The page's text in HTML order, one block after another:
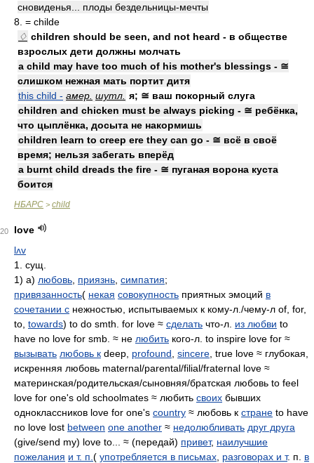
сновиденья... плоды бездельницы-мечты
8. = childe
♢ children should be seen, and not heard - в обществе
взрослых дети должны молчать
a child may have too much of his mother's blessings - ≅
слишком нежная мать портит дитя
this child - амер. шутл. я; ≅ ваш покорный слуга
children and chicken must be always picking - ≅ ребёнка,
что цыплёнка, досыта не накормишь
children learn to creep ere they can go - ≅ всё в своё
время; нельзя забегать вперёд
a burnt child dreads the fire - ≅ пуганая ворона куста
боится
НБАРС > child
20
love
lʌv
1. сущ.
1) а) любовь приязнь симпатия;
привязанность( некая совокупность приятных эмоций в
сочетании с нежностью, испытываемых к кому-л./чему-л of, for,
to, towards) to do smth. for love ≈ сделать что-л. из любви to
have no love for smb. ≈ не любить кого-л. to inspire love for ≈
вызывать любовь к deep, profound sincere , true love ≈ глубокая,
искренняя любовь maternal/parental/filial/fraternal love ≈
материнская/родительская/сыновняя/братская любовь to feel
love for one's old schoolmates ≈ любить своих бывших
одноклассников love for one's country ≈ любовь к стране to have
no love lost between one another ≈ недолюбливать друг друга
(give/send my) love to... ≈ (передай) привет, наилучшие
пожелания и т. п. ( употребляется в письмах разговорах и т. п. в